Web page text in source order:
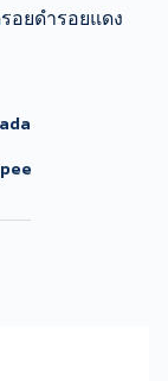
อยดำรอยแดง